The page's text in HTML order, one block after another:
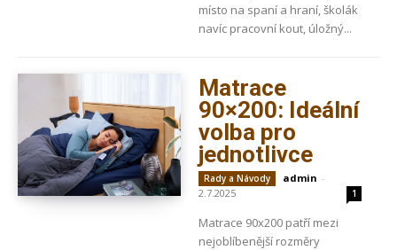
místo na spaní a hraní, školák
navíc pracovní kout, úložný...
Matrace
90×200: Ideální
volba pro
jednotlivce
Rady a Návody admin -
2.7.2025
1
Matrace 90x200 patří mezi
nejoblíbenější rozměry